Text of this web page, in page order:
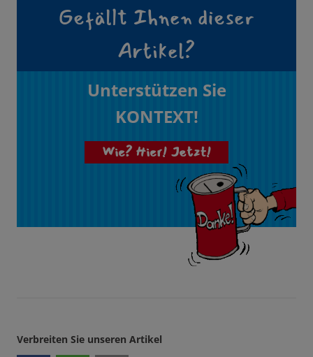
Gefällt Ihnen dieser
Artikel?
Unterstützen Sie
KONTEXT!
Wie? Hier! Jetzt!
Verbreiten Sie unseren Artikel